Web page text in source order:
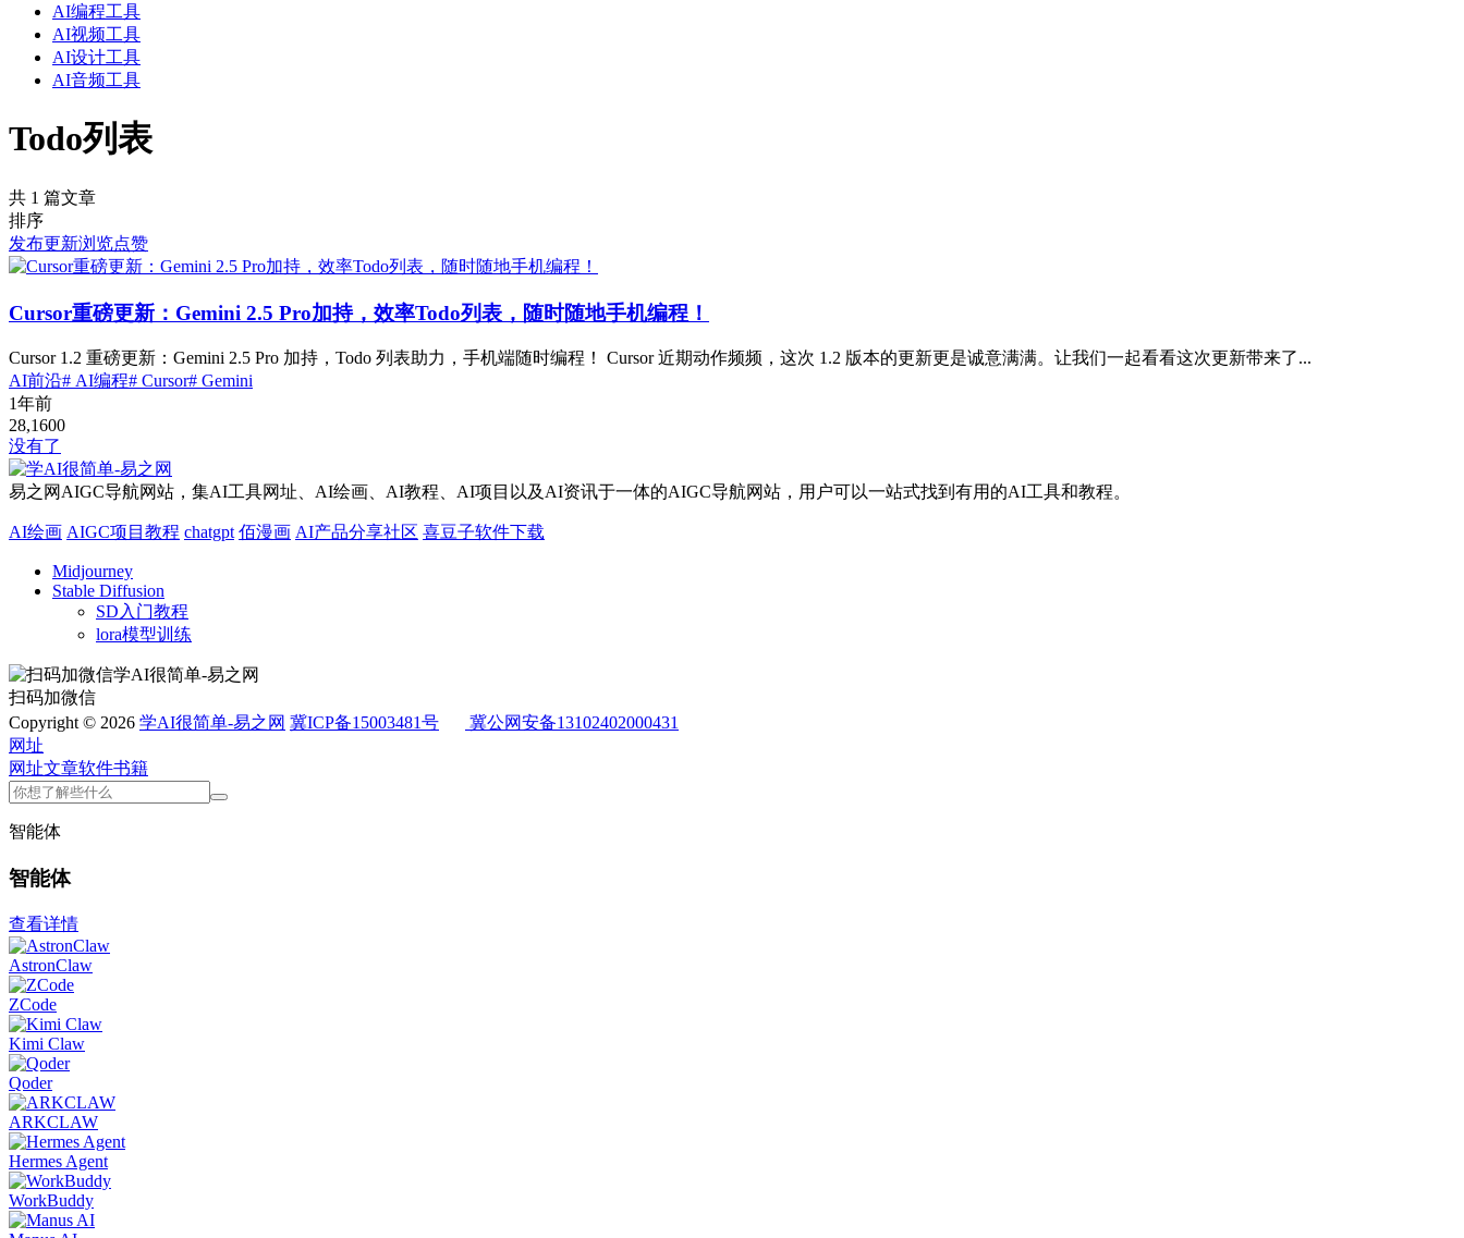
AI编程工具
AI视频工具
AI设计工具
AI音频工具
Todo列表
共 1 篇文章
排序
发布更新浏览点赞
Cursor重磅更新：Gemini 2.5 Pro加持，效率Todo列表，随时随地手机编程！
Cursor 1.2 重磅更新：Gemini 2.5 Pro 加持，Todo 列表助力，手机端随时编程！ Cursor 近期动作频频，这次 1.2 版本的更新更是诚意满满。让我们一起看看这次更新带来了...
AI前沿# AI编程# Cursor# Gemini
1年前
28,1600
没有了
易之网AIGC导航网站，集AI工具网址、AI绘画、AI教程、AI项目以及AI资讯于一体的AIGC导航网站，用户可以一站式找到有用的AI工具和教程。
AI绘画 AIGC项目教程 chatgpt 佰漫画 AI产品分享社区 喜豆子软件下载
Midjourney
Stable Diffusion
SD入门教程
lora模型训练
扫码加微信
Copyright © 2026 学AI很简单-易之网 冀ICP备15003481号
冀公网安备13102402000431
网址
网址文章软件书籍
智能体
智能体
查看详情
AstronClaw
ZCode
Kimi Claw
Qoder
ARKCLAW
Hermes Agent
WorkBuddy